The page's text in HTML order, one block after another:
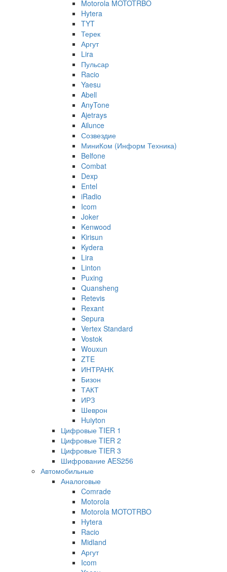
Motorola MOTOTRBO
Hytera
TYT
Терек
Аргут
Lira
Пульсар
Racio
Yaesu
Abell
AnyTone
Ajetrays
Ailunce
Созвездие
МиниКом (Информ Техника)
Belfone
Combat
Dexp
Entel
iRadio
Icom
Joker
Kenwood
Kirisun
Kydera
Lira
Linton
Puxing
Quansheng
Retevis
Rexant
Sepura
Vertex Standard
Vostok
Wouxun
ZTE
ИНТРАНК
Бизон
ТАКТ
ИРЗ
Шеврон
Huiyton
Цифровые TIER 1
Цифровые TIER 2
Цифровые TIER 3
Шифрование AES256
Автомобильные
Аналоговые
Comrade
Motorola
Motorola MOTOTRBO
Hytera
Racio
Midland
Аргут
Icom